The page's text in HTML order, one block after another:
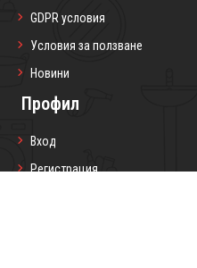
GDPR условия
Условия за ползване
Новини
Профил
Вход
Регистрация